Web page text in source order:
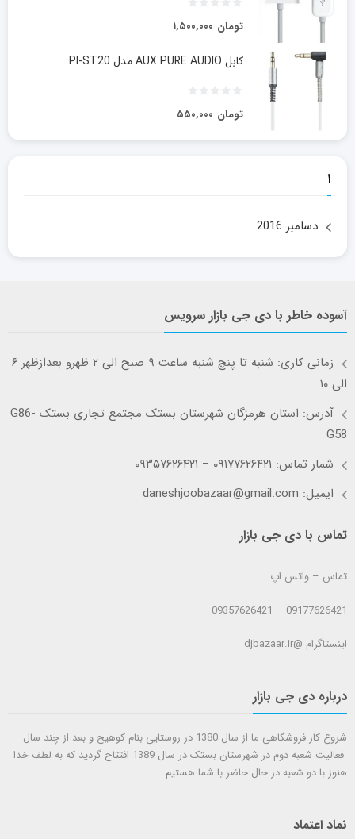
۱,۵۰۰,۰۰۰ تومان
کابل AUX PURE AUDIO مدل PI-ST20
۵۵۰,۰۰۰ تومان
۱
دسامبر 2016
آسوده خاطر با دی جی بازار سرویس
زمانی کاری: شنبه تا پنچ شنبه ساعت ۹ صبح الی ۲ ظهرو بعدازظهر ۶
الی ۱۰
آدرس: استان هرمزگان شهرستان بستک مجتمع تجاری بستک G86-
G58
شمار تماس: ۰۹۱۷۷۶۲۶۴۲۱ – ۰۹۳۵۷۶۲۶۴۲۱
ایمیل: daneshjoobazaar@gmail.com
تماس با دی جی بازار
تماس – واتس اپ
09177626421 – 09357626421
اینستاگرام @djbazaar.ir
درباره دی جی بازار
شروع کار فروشگاهی ما از سال 1380 در روستایی بنام کوهیج و بعد از چند سال
فعالیت شعبه دوم در شهرستان بستک در سال 1389 افتتاح گردید که به لطف خدا
هنوز با دو شعبه در حال حاضر با شما هستيم .
نماد اعتماد